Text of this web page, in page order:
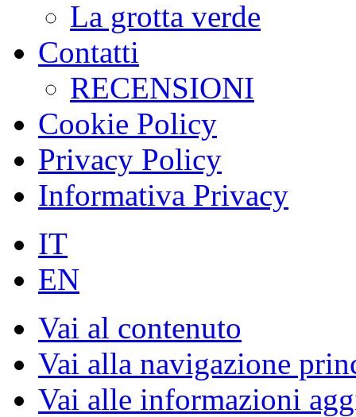
La grotta verde
Contatti
RECENSIONI
Cookie Policy
Privacy Policy
Informativa Privacy
IT
EN
Vai al contenuto
Vai alla navigazione
Vai alle informazioni